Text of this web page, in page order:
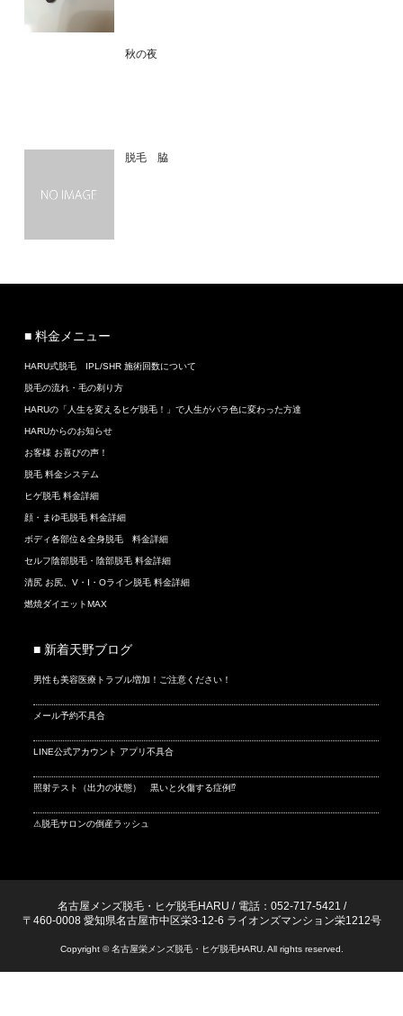
秋の夜
脱毛 脇
■ 料金メニュー
HARU式脱毛 IPL/SHR 施術回数について
脱毛の流れ・毛の剃り方
HARUの「人生を変えるヒゲ脱毛！」で人生がバラ色に変わった方達
HARUからのお知らせ
お客様 お喜びの声！
脱毛 料金システム
ヒゲ脱毛 料金詳細
顔・まゆ毛脱毛 料金詳細
ボディ各部位＆全身脱毛 料金詳細
セルフ陰部脱毛・陰部脱毛 料金詳細
清尻 お尻、V・I・Oライン脱毛 料金詳細
燃焼ダイエットMAX
■ 新着天野ブログ
男性も美容医療トラブル増加！ご注意ください！
メール予約不具合
LINE公式アカウント アプリ不具合
照射テスト（出力の状態） 黒いと火傷する症例⁉
⚠脱毛サロンの倒産ラッシュ
名古屋メンズ脱毛・ヒゲ脱毛HARU / 電話：052-717-5421 /
〒460-0008 愛知県名古屋市中区栄3-12-6 ライオンズマンション栄1212号
Copyright © 名古屋栄メンズ脱毛・ヒゲ脱毛HARU. All rights reserved.